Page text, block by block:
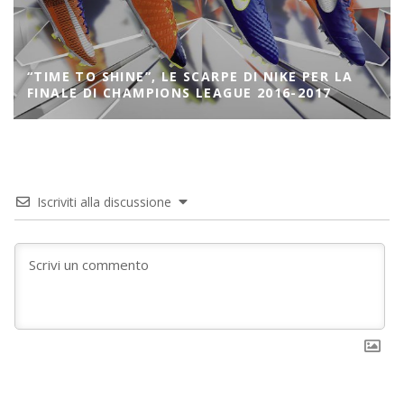
“TIME TO SHINE”, LE SCARPE DI NIKE PER LA
FINALE DI CHAMPIONS LEAGUE 2016-2017
Iscriviti alla discussione